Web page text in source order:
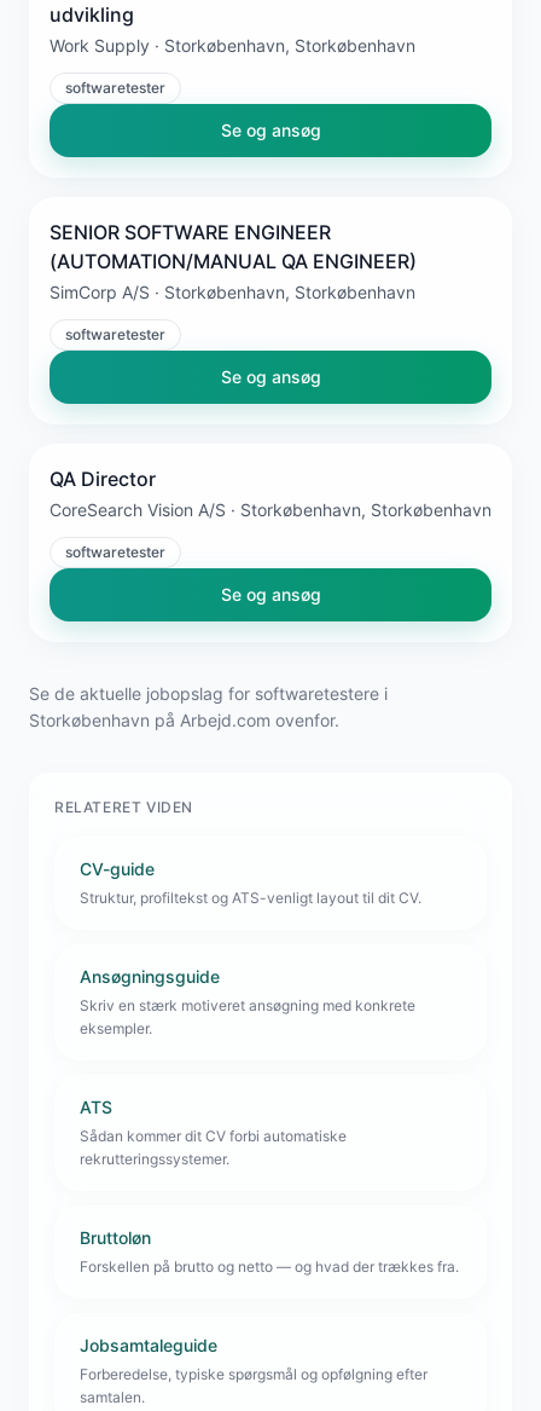
udvikling
Work Supply · Storkøbenhavn, Storkøbenhavn
softwaretester
Se og ansøg
SENIOR SOFTWARE ENGINEER
(AUTOMATION/MANUAL QA ENGINEER)
SimCorp A/S · Storkøbenhavn, Storkøbenhavn
softwaretester
Se og ansøg
QA Director
CoreSearch Vision A/S · Storkøbenhavn, Storkøbenhavn
softwaretester
Se og ansøg
Se de aktuelle jobopslag for softwaretestere i
Storkøbenhavn på Arbejd.com ovenfor.
RELATERET VIDEN
CV-guide
Struktur, profiltekst og ATS-venligt layout til dit CV.
Ansøgningsguide
Skriv en stærk motiveret ansøgning med konkrete
eksempler.
ATS
Sådan kommer dit CV forbi automatiske
rekrutteringssystemer.
Bruttoløn
Forskellen på brutto og netto — og hvad der trækkes fra.
Jobsamtaleguide
Forberedelse, typiske spørgsmål og opfølgning efter
samtalen.